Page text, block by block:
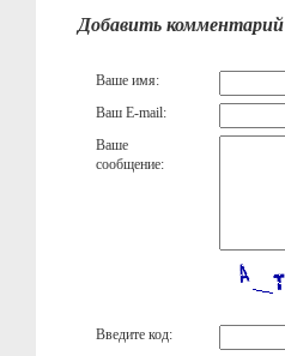
Добавить комментарий
Ваше имя:
Ваш E-mail:
Ваше
сообщение:
Введите код: